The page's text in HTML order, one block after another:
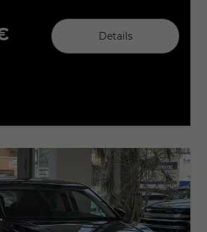
Details